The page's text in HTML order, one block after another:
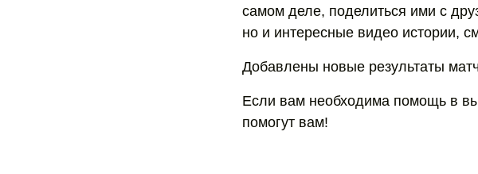
самом деле, поделиться ими с
но и интересные видео истории,
Добавлены новые результаты
Если вам необходима помощь в
помогут вам!